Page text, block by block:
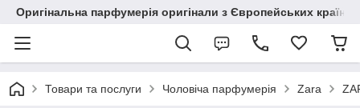
Оригінальна парфумерія оригінали з Європейських країн
Товари та послуги Чоловіча парфумерія Zara